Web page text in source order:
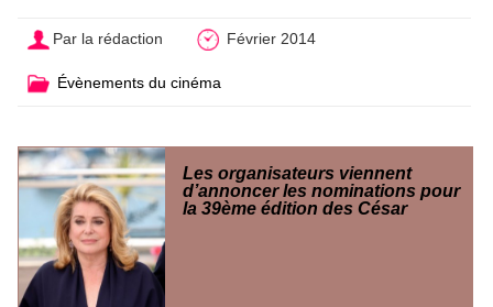
Par la rédaction Février 2014
Évènements du cinéma
Les organisateurs viennent
d’annoncer les nominations pour
la 39ème édition des César